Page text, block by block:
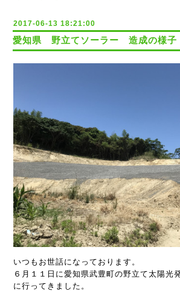
2017-06-13 18:21:00
愛知県 野立てソーラー 造成の様子
いつもお世話になっております。
６月１１日に愛知県武豊町の野立て太陽光
に行ってきました。